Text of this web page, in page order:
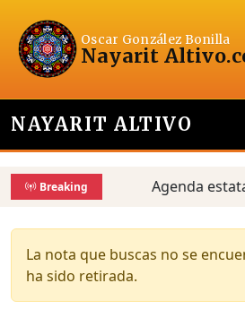
Oscar González Bonilla
Nayarit Altivo
NAYARIT ALTIVO
Breaking Agenda
La nota que buscas no se
ha sido retirada.